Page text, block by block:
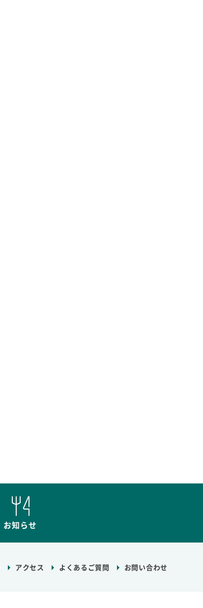
お知らせ
アクセス よくあるご質問 お問い合わせ